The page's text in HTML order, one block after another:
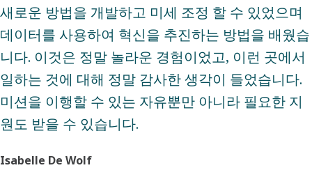
새로운 방법을 개발하고 미세 조정 할 수 있었으며
데이터를 사용하여 혁신을 추진하는 방법을 배웠습
니다. 이것은 정말 놀라운 경험이었고, 이런 곳에서
일하는 것에 대해 정말 감사한 생각이 들었습니다.
미션을 이행할 수 있는 자유뿐만 아니라 필요한 지
원도 받을 수 있습니다.
Isabelle De Wolf